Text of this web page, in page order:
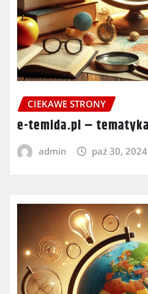
CIEKAWE STRONY
e-temida.pl –
admin paź 30, 2024